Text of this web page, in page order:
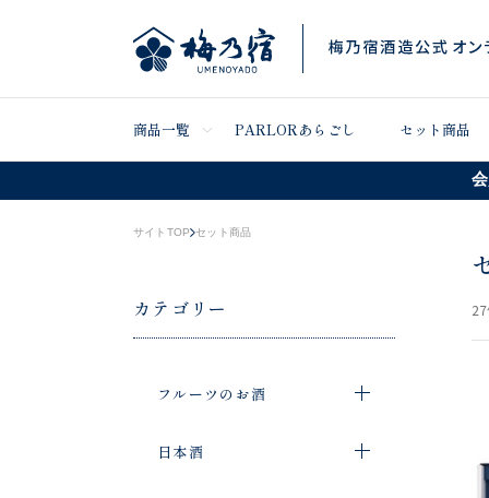
商品一覧 PARLORあらごし セット商品
サイトTOP セット商品
カテゴリー
フルーツのお酒
日本酒
27